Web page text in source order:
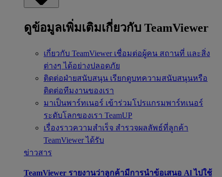
ดูข้อมูลเพิ่มเติมเกี่ยวกับ TeamViewer
เกี่ยวกับ TeamViewer เชื่อมต่อผู้คน สถานที่ และสิ่ง
ต่างๆ ได้อย่างปลอดภัย
ติดต่อฝ่ายสนับสนุน เรียกดูบทความสนับสนุนหรือ
ติดต่อทีมงานของเรา
มาเป็นพาร์ทเนอร์ เข้าร่วมโปรแกรมพาร์ทเนอร์
ระดับโลกของเรา TeamUP
เรื่องราวความสำเร็จ สำรวจผลลัพธ์ที่ลูกค้า
TeamViewer ได้รับ
ข่าวสาร
TeamViewer รายงานว่าลูกค้ามีการนำข้อเสนอ Al ไปใช้